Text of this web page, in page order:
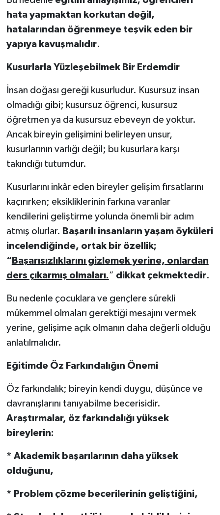
hata yapmaktan korkutan değil,
hatalarından öğrenmeye teşvik eden bir
yapıya kavuşmalıdır.
Kusurlarla Yüzleşebilmek Bir Erdemdir
İnsan doğası gereği kusurludur. Kusursuz insan
olmadığı gibi; kusursuz öğrenci, kusursuz
öğretmen ya da kusursuz ebeveyn de yoktur.
Ancak bireyin gelişimini belirleyen unsur,
kusurlarının varlığı değil; bu kusurlara karşı
takındığı tutumdur.
Kusurlarını inkâr eden bireyler gelişim fırsatlarını
kaçırırken; eksikliklerinin farkına varanlar
kendilerini geliştirme yolunda önemli bir adım
atmış olurlar. Başarılı insanların yaşam öyküleri
incelendiğinde, ortak bir özellik;
“ Başarısızlıklarını gizlemek yerine, onlardan
ders çıkarmış olmaları.” dikkat çekmektedir.
Bu nedenle çocuklara ve gençlere sürekli
mükemmel olmaları gerektiği mesajını vermek
yerine, gelişime açık olmanın daha değerli olduğu
anlatılmalıdır.
Eğitimde Öz Farkındalığın Önemi
Öz farkındalık; bireyin kendi duygu, düşünce ve
davranışlarını tanıyabilme becerisidir.
Araştırmalar, öz farkındalığı yüksek
bireylerin:
* Akademik başarılarının daha yüksek
olduğunu,
* Problem çözme becerilerinin geliştiğini,